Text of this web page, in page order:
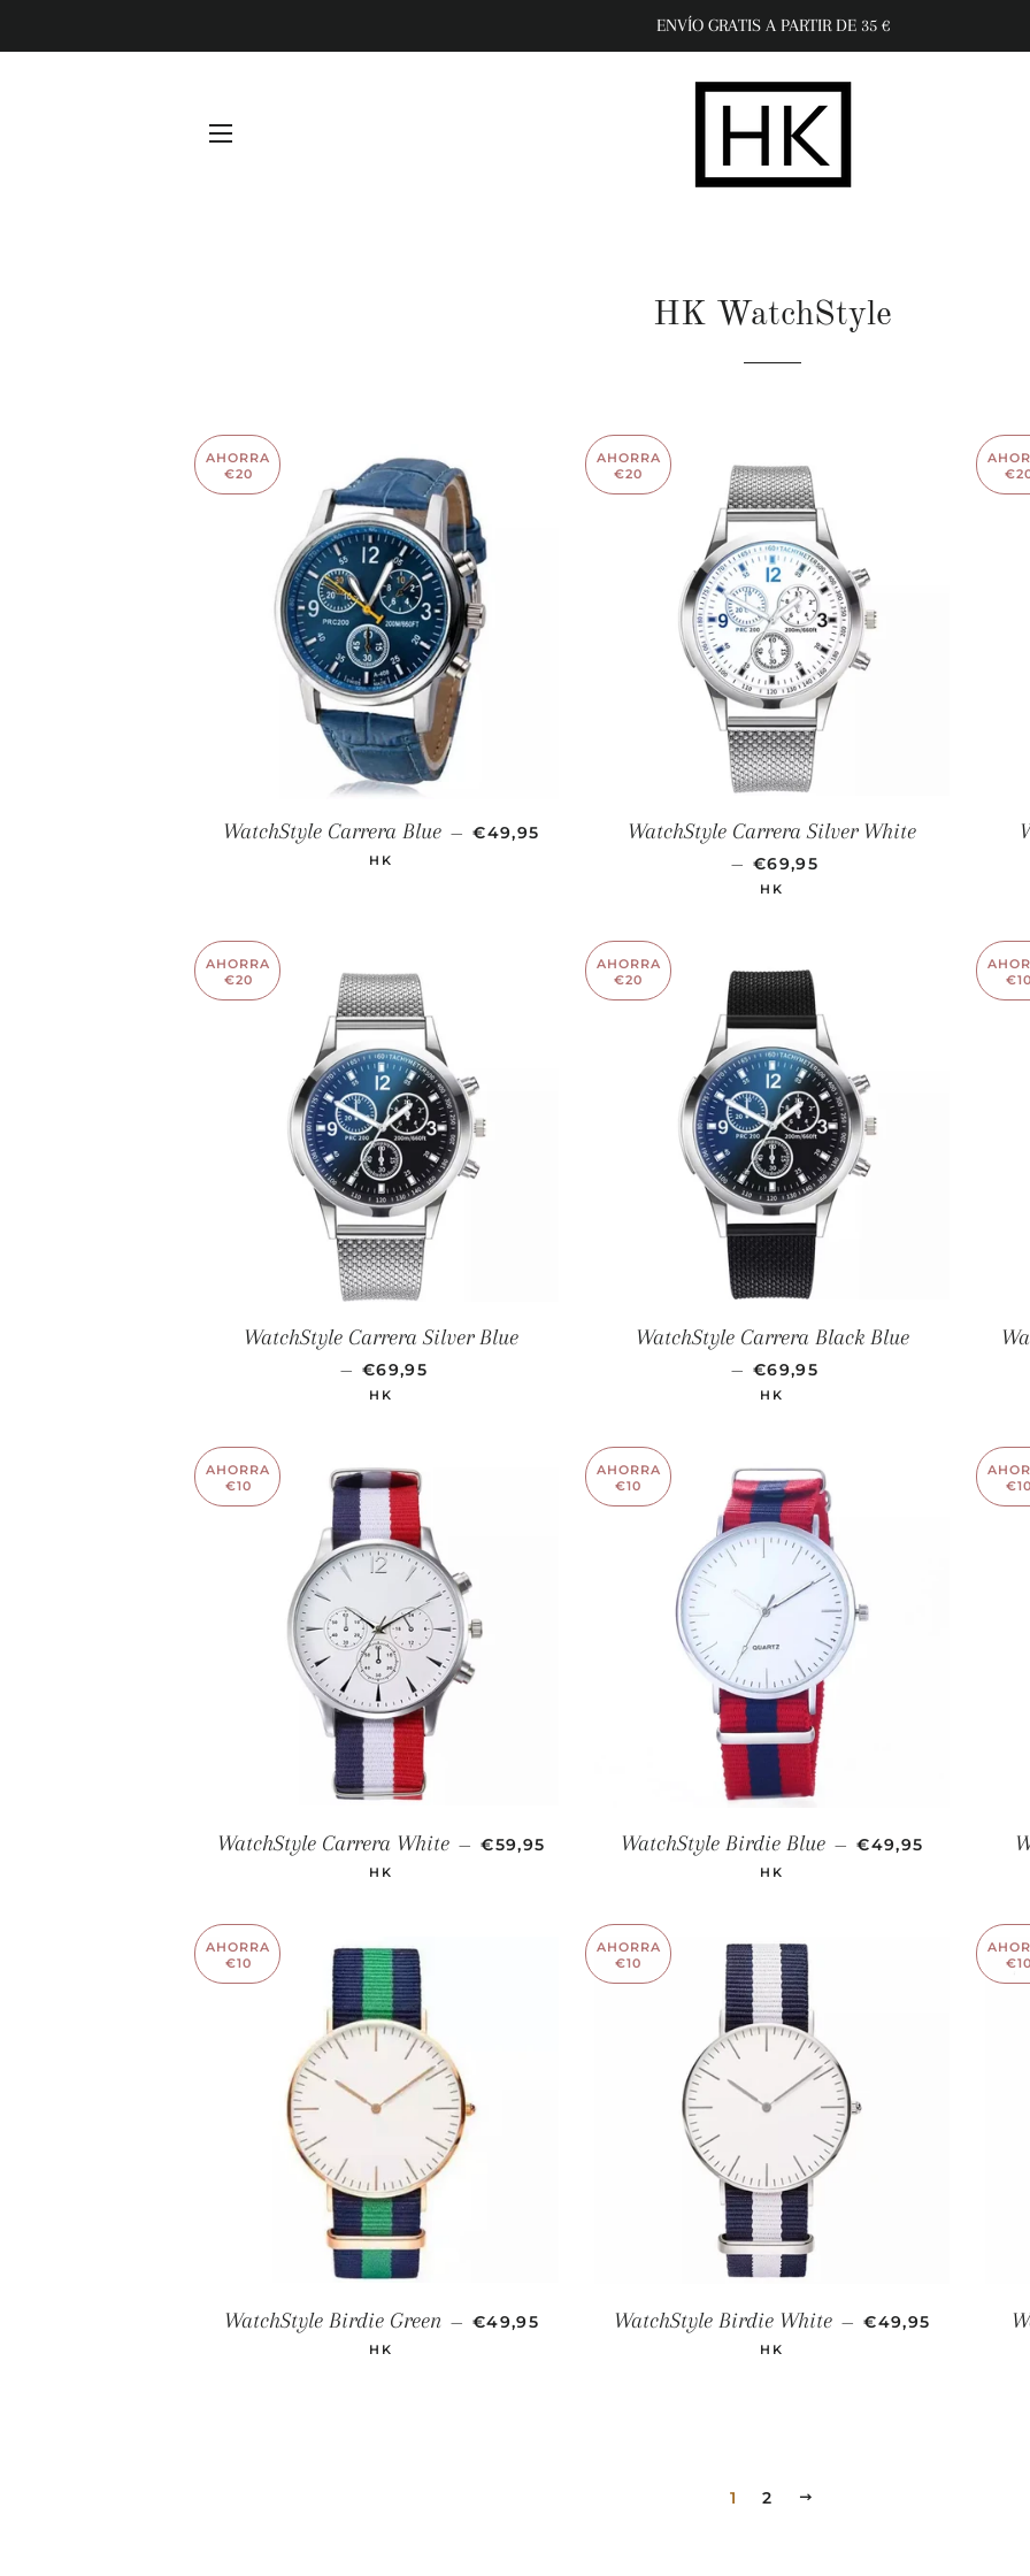
ENVÍO GRATIS A PARTIR DE 35 €
HK WatchStyle
AHORRA
€20
WatchStyle Carrera Blue — PRECIO DE OFERTA
€49,95
HK
AHORRA
€20
WatchStyle Carrera Silver White
— PRECIO DE OFERTA
€69,95
HK
AHORRA
€20
WatchStyle Carrera Silver Blue
— PRECIO DE OFERTA
€69,95
HK
AHORRA
€20
WatchStyle Carrera Black Blue
— PRECIO DE OFERTA
€69,95
HK
€10
AHORRA
€10
WatchStyle Carrera White — PRECIO DE OFERTA
€59,95
HK
AHORRA
€10
WatchStyle Birdie Blue — PRECIO DE
€49,95
HK
€10
AHORRA
€10
WatchStyle Birdie Green — PRECIO DE OFERTA
€49,95
HK
AHORRA
€10
WatchStyle Birdie White — PRECIO DE
€49,95
HK
€10
1 2